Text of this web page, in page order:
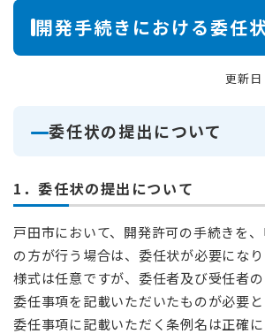
本
開発手続きにおける委任
更新
委任状の提出について
1．委任状の提出について
戸田市において、開発許可の手続きを
の方が行う場合は、委任状が必要になり
様式は任意ですが、委任者及び受任者の
委任事項を記載いただいたものが必要と
委任事項に記載いただく条例名は正確